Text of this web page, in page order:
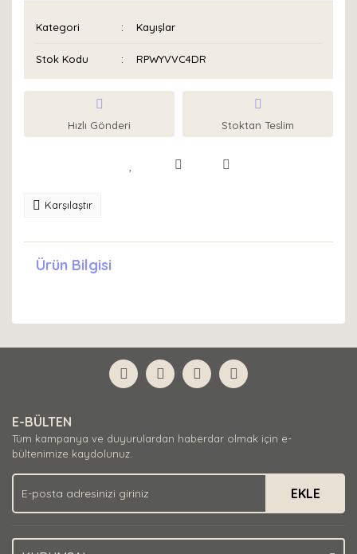
Kategori Kayışlar
Stok Kodu RPWYVVC4DR
Hızlı Gönderi Stoktan Teslim
Karşılaştır
Ürün Bilgisi
E-BÜLTEN
Tüm kampanya ve duyurulardan haberdar olmak için e-
bültenimize kaydolunuz.
EKLE